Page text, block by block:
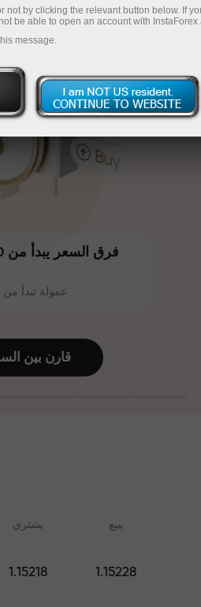
عمولة تبدأ من 4 دولارات لكل قطعة
فوركس الحصول
30% على
عروض ترويجية وعروض خاصة أخرى.
تتشارك سرعة
نفس القيم.
عناصر الحماس
التداول، ويعمل
لتحقيق أهداف طموحة.
إنستا فوركس على
بوك أو رحلة أحلامه
خسائرك ويضمن
ثلاث مرات
جائزة
تداول بدون مخاطرة -
قارن بين
يشتري يبيع
1.15218 1.15228
not by clicking the relevant button below. If
be able to open an account with InstaForex
message.